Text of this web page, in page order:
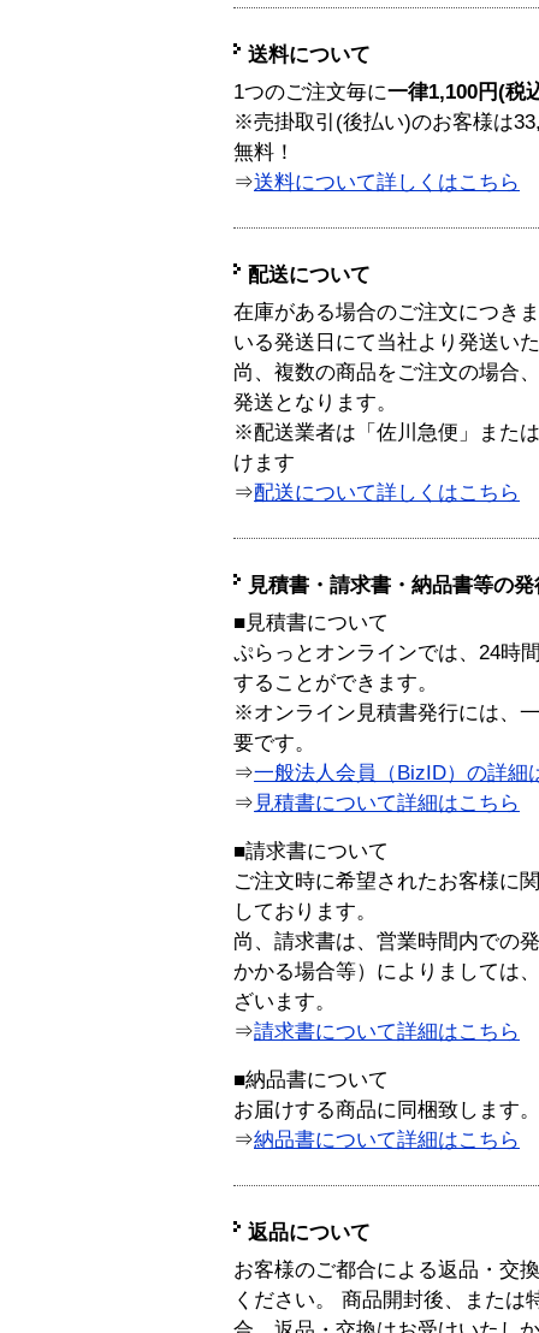
送料について
1つのご注文毎に一律1,100円(税
※売掛取引(後払い)のお客様は
無料！
⇒送料について詳しくはこちら
配送について
在庫がある場合のご注文につき
いる発送日にて当社より発送い
尚、複数の商品をご注文の場合
発送となります。
※配送業者は「佐川急便」また
けます
⇒配送について詳しくはこちら
見積書・請求書・納品書等の
■見積書について
ぷらっとオンラインでは、24時
することができます。
※オンライン見積書発行には、
要です。
⇒一般法人会員（BizID）の詳細
⇒ 見積書について詳細はこちら
■請求書について
ご注文時に希望されたお客様に
しております。
尚、請求書は、営業時間内での
かかる場合等）によりましては
ざいます。
⇒請求書について詳細はこちら
■納品書について
お届けする商品に同梱致します。
⇒納品書について詳細はこちら
返品について
お客様のご都合による返品・交
ください。 商品開封後、または